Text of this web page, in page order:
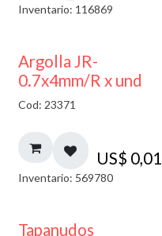
Inventario: 116869
Argolla JR-
0.7x4mm/R x und
Cod: 23371
US$ 0,01
Inventario: 569780
Tapanudos